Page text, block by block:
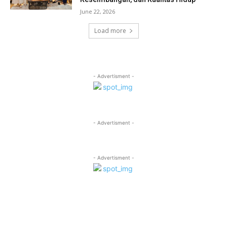
June 22, 2026
Load more
- Advertisment -
- Advertisment -
- Advertisment -